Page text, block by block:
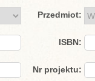
Przedmiot:
ISBN:
Nr projektu: